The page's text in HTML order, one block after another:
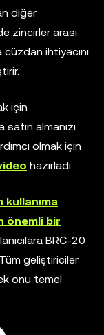
diğer
zincirler arası
ihtiyacını
için
almanızı
olmak için
hazırladı.
kullanıma
önemli bir
BRC-20
geliştiriciler
onu temel